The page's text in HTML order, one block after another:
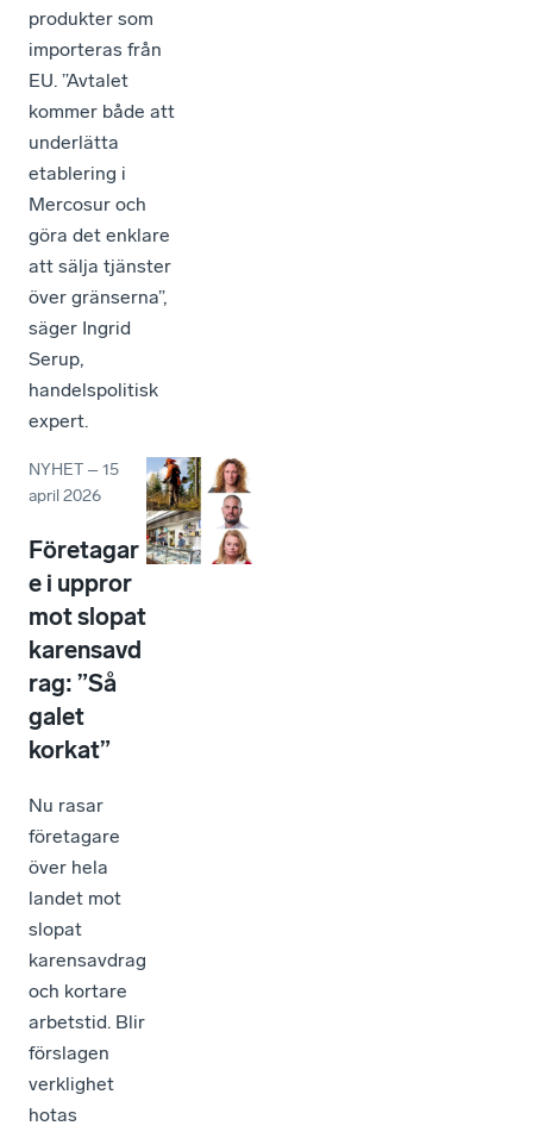
produkter som
importeras från
EU. ”Avtalet
kommer både att
underlätta
etablering i
Mercosur och
göra det enklare
att sälja tjänster
över gränserna”,
säger Ingrid
Serup,
handelspolitisk
expert.
NYHET –15
april 2026
Företagar
e i uppror
mot slopat
karensavd
rag: ”Så
galet
korkat”
Nu rasar
företagare
över hela
landet mot
slopat
karensavdrag
och kortare
arbetstid. Blir
förslagen
verklighet
hotas